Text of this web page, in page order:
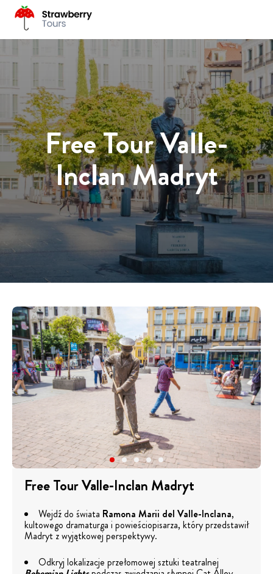
Free Tour Valle-
Inclan Madryt
Free Tour Valle-Inclan Madryt
Wejdź do świata Ramona Marii del Valle-Inclana,
kultowego dramaturga i powieściopisarza, który przedstawił
Madryt z wyjątkowej perspektywy.
Odkryj lokalizacje przełomowej sztuki teatralnej